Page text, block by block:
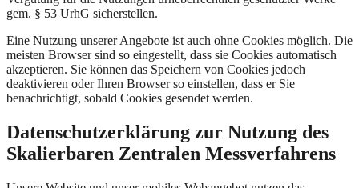
gem. § 53 UrhG sicherstellen.
Eine Nutzung unserer Angebote ist auch ohne Cookies möglich. Die
meisten Browser sind so eingestellt, dass sie Cookies automatisch
akzeptieren. Sie können das Speichern von Cookies jedoch
deaktivieren oder Ihren Browser so einstellen, dass er Sie
benachrichtigt, sobald Cookies gesendet werden.
Datenschutzerklärung zur Nutzung des
Skalierbaren Zentralen Messverfahrens